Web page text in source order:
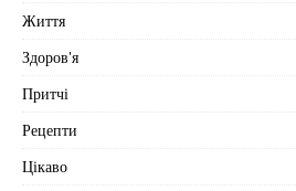
Життя
Здоров'я
Притчі
Рецепти
Цікаво